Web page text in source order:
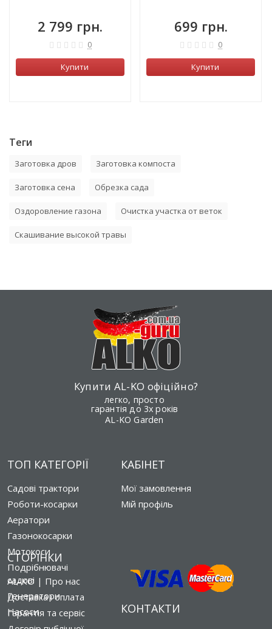
2 799 грн.
0
Купити
699 грн.
0
Купити
Теги
Заготовка дров Заготовка компоста
Заготовка сена Обрезка сада
Оздоровление газона Очистка участка от веток
Скашивание высокой травы
Купити AL-KO офіційно?
легко, просто
гарантія до 3х років
AL-KO Garden
ТОП КАТЕГОРІЇ
Садові трактори
Роботи-косарки
Аератори
Газонокосарки
Мотокоси
Подрібнювачі
садові
Генератори
Насоси
СТОРІНКИ
AL-KO | Про нас
Доставка і оплата
Гарантія та сервіс
КАБІНЕТ
Мої замовлення
Мій профіль
КОНТАКТИ